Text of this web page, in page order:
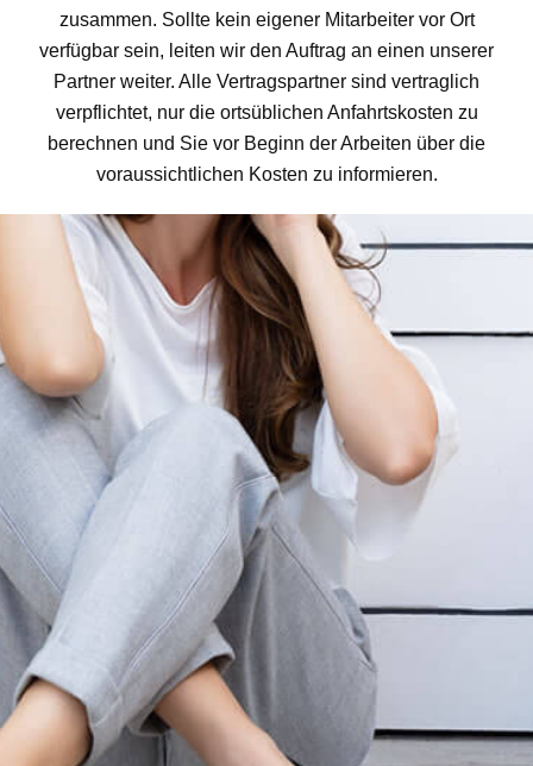
zusammen. Sollte kein eigener Mitarbeiter vor Ort
verfügbar sein, leiten wir den Auftrag an einen unserer
Partner weiter. Alle Vertragspartner sind vertraglich
verpflichtet, nur die ortsüblichen Anfahrtskosten zu
berechnen und Sie vor Beginn der Arbeiten über die
voraussichtlichen Kosten zu informieren.